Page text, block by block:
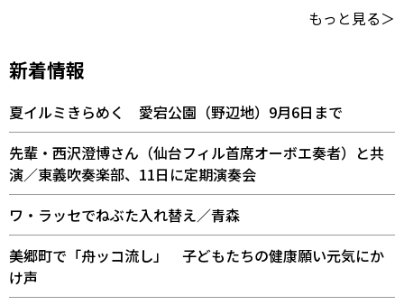
もっと見る＞
新着情報
夏イルミきらめく 愛宕公園（野辺地）9月6日まで
先輩・西沢澄博さん（仙台フィル首席オーボエ奏者）と共
演／東義吹奏楽部、11日に定期演奏会
ワ・ラッセでねぶた入れ替え／青森
美郷町で「舟ッコ流し」 子どもたちの健康願い元気にか
け声